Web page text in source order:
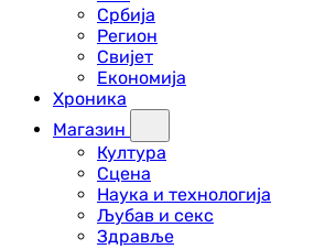
Србија
Регион
Свијет
Економија
Хроника
Магазин
Култура
Сцена
Наука и технологија
Љубав и секс
Здравље